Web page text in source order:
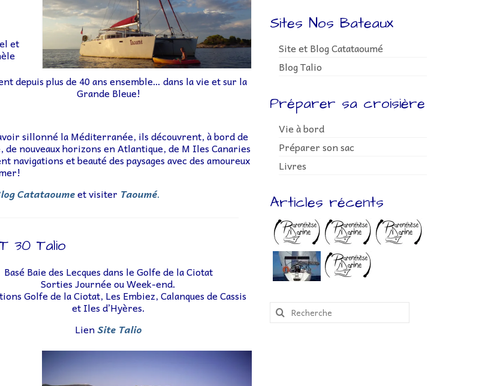
et
depuis plus de 40 ans ensemble… dans la vie et sur la
Grande Bleue!
sillonné la Méditerranée, ils découvrent, à bord de
de nouveaux horizons en Atlantique, de M Iles Canaries
navigations et beauté des paysages avec des amoureux
Catataoumeet visiter Taoumé.
30 Talio
Basé Baie des Lecques dans le Golfe de la Ciotat
Sorties Journée ou Week-end.
Golfe de la Ciotat, Les Embiez, Calanques de Cassis
et Iles d’Hyères.
LienSite Talio
Sites Nos Bateaux
Site et Blog Catataoumé
Blog Talio
Préparer sa croisière
Vie à bord
Préparer son sac
Livres
Articles récents
Rechercher
: